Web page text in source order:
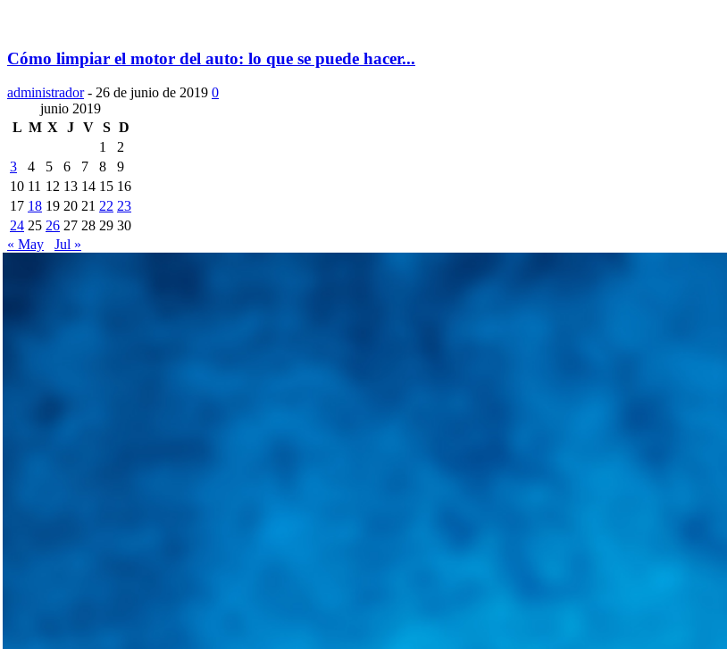
Cómo limpiar el motor del auto: lo que se puede hacer...
administrador - 26 de junio de 2019 0
junio 2019
L M X J V S D
1
2
3
4 5 6 7 8
9
10 11 12 13 14 15 16
17 18 19 20 21 22 23
24 25 26 27 28 29 30
« May
Jul »